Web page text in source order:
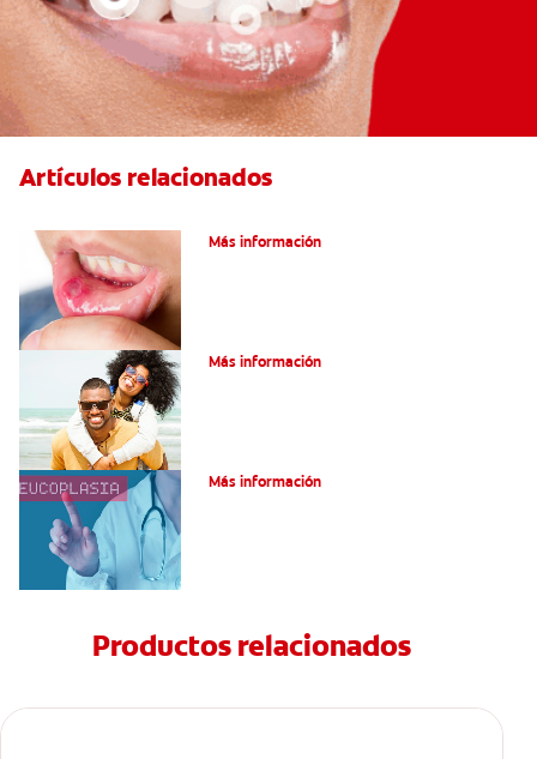
Artículos relacionados
Más información
Más información
Más información
Productos relacionados